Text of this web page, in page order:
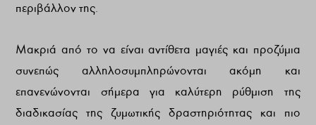
περιβάλλον της.
Μακριά από το να είναι αντίθετα μαγιές και προζύμια
συνεπώς αλληλοσυμπληρώνονται ακόμη και
επανενώνονται σήμερα για καλύτερη ρύθμιση της
διαδικασίας της ζυμωτικής δραστηριότητας και πιο